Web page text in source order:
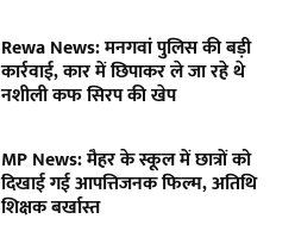
Rewa News: मनगवां पुलिस की बड़ी
कार्रवाई, कार में छिपाकर ले जा रहे थे
नशीली कफ सिरप की खेप
MP News: मैहर के स्कूल में छात्रों को
दिखाई गई आपत्तिजनक फिल्म, अतिथि
शिक्षक बर्खास्त